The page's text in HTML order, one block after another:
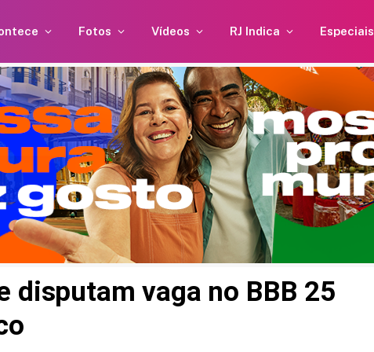
Fotos Vídeos RJ Indica Especiais
disputam vaga no BBB 25